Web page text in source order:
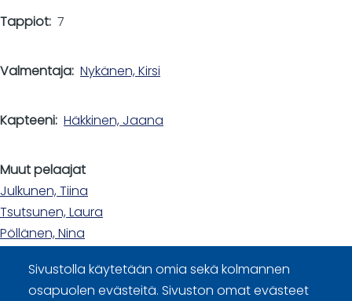
Tappiot 7
Valmentaja Nykänen, Kirsi
Kapteeni Häkkinen, Jaana
Muut pelaajat
Julkunen, Tiina
Tsutsunen, Laura
Pöllänen, Nina
Sivustolla käytetään omia sekä kolmannen
osapuolen evästeitä. Sivuston omat evästeet